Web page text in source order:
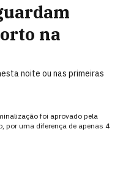
na
noite ou nas primeiras
foi aprovado pela
por uma diferença de apenas 4